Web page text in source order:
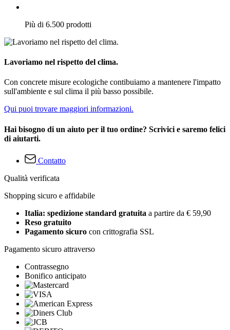
Più di 6.500 prodotti
Lavoriamo nel rispetto del clima.
Con concrete misure ecologiche contibuiamo a mantenere l'impatto
sull'ambiente e sul clima il più basso possibile.
Qui puoi trovare maggiori informazioni.
Hai bisogno di un aiuto per il tuo ordine? Scrivici e saremo felici
di aiutarti.
Contatto
Qualità verificata
Shopping sicuro e affidabile
Italia: spedizione standard gratuita a partire da € 59,90
Reso gratuito
Pagamento sicuro con crittografia SSL
Pagamento sicuro attraverso
Contrassegno
Bonifico anticipato